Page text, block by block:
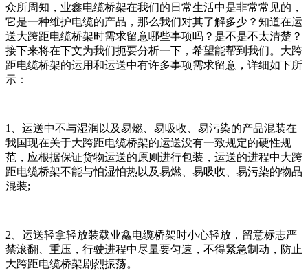
众所周知，业鑫电缆桥架在我们的日常生活中是非常常见的，
它是一种维护电缆的产品，那么我们对其了解多少？知道在运
送大跨距电缆桥架时需求留意哪些事项吗？是不是不太清楚？
接下来将在下文为我们扼要分析一下，希望能帮到我们。大跨
距电缆桥架的运用和运送中有许多事项需求留意，详细如下所
示：
1、运送中不与湿润以及易燃、易吸收、易污染的产品混装在
我国现在关于大跨距电缆桥架的运送没有一致规定的硬性规
范，应根据保证货物运送的原则进行包装，运送的进程中大跨
距电缆桥架不能与怕湿怕热以及易燃、易吸收、易污染的物品
混装;
2、运送轻拿轻放装载业鑫电缆桥架时小心轻放，留意标志严
禁滚翻、重压，行驶进程中尽量要匀速，不得紧急制动，防止
大跨距电缆桥架剧烈振荡。